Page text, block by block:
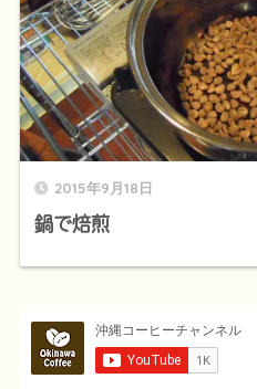
2015年9月18日
鍋で焙煎